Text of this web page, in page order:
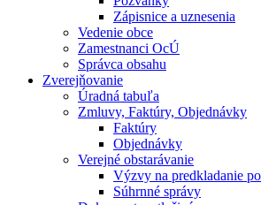
Zápisnice a uznesenia
Vedenie obce
Zamestnanci OcÚ
Správca obsahu
Zverejňovanie
Úradná tabuľa
Zmluvy, Faktúry, Objednávky
Faktúry
Objednávky
Verejné obstarávanie
Výzvy na predkladanie
Súhrnné správy